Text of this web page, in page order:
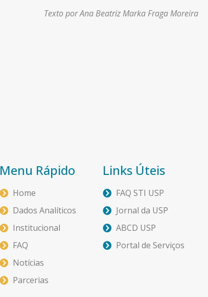
Texto por Ana Beatriz Marka Fraga Moreira
Menu Rápido
Home
Dados Analíticos
Institucional
FAQ
Notícias
Parcerias
Links Úteis
FAQ STI USP
Jornal da USP
ABCD USP
Portal de Serviços